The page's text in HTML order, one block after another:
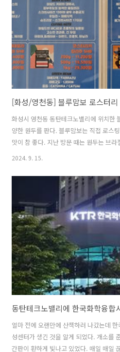
기"동탄테크노밸리 동탄 스마트 공공(공
11월 5일. @원문보기"동탄 스마트 공공
[화성/영천동] 블루맘보 로스터리
화성시 영천동 동탄테크노밸리에 위치한
양한 원두를 판다. 블루맘보는 직접 로스
맛이 참 좋다. 지난 방문 때는 원두는 브
후일라 슈프리모, 과테말라 안티구아
인 슈카케인 슈프리모가 있었다.여기는
까지 원두를 종류별로 먹어봤는데 다 맛
을 하면 전용 포장지에 담아준다. 홀빈
을 수도 있다. 여기는 더치커피와 드립백
을 하면 원하는 원두와 양을 원하는 일자
2024. 9. 15.
얼마 전에 오랜만에 산책하러 나갔는데
성센터가 생긴 것을 알게 되었다. 개소를
간판이 환하게 빛나고 있었다. 매일 매일